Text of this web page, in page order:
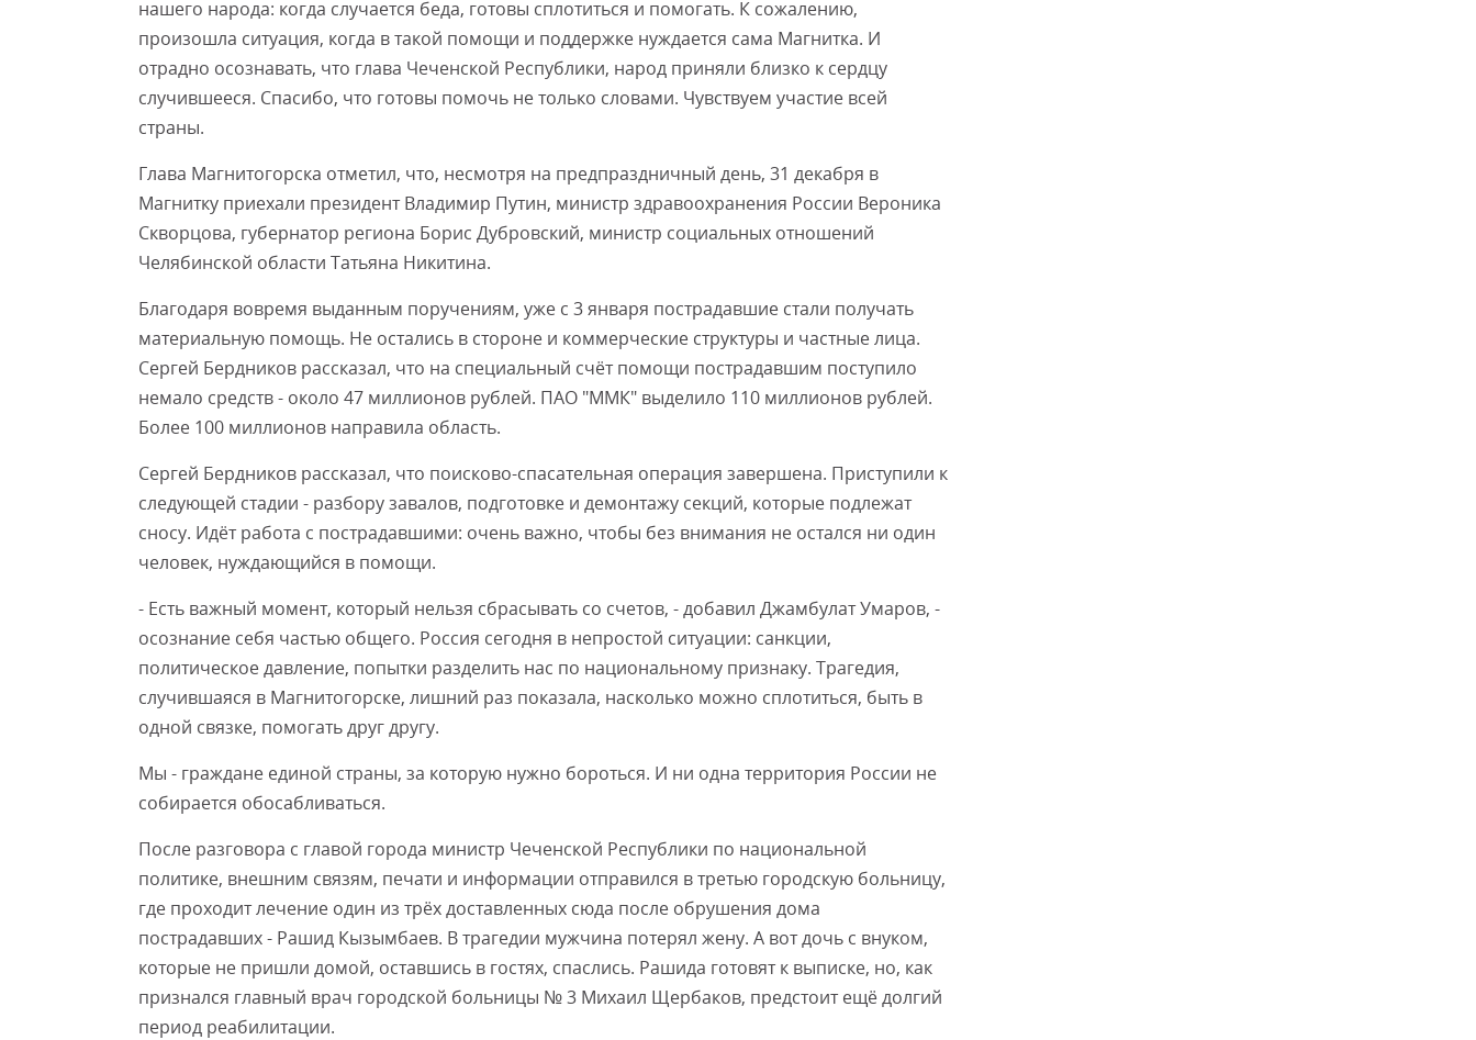
нашего народа: когда случается беда, готовы сплотиться и помогать. К сожалению,
произошла ситуация, когда в такой помощи и поддержке нуждается сама Магнитка. И
отрадно осознавать, что глава Чеченской Республики, народ приняли близко к сердцу
случившееся. Спасибо, что готовы помочь не только словами. Чувствуем участие всей
страны.
Глава Магнитогорска отметил, что, несмотря на предпраздничный день, 31 декабря в
Магнитку приехали президент Владимир Путин, министр здравоохранения России Вероника
Скворцова, губернатор региона Борис Дубровский, министр социальных отношений
Челябинской области Татьяна Никитина.
Благодаря вовремя выданным поручениям, уже с 3 января пострадавшие стали получать
материальную помощь. Не остались в стороне и коммерческие структуры и частные лица.
Сергей Бердников рассказал, что на специальный счёт помощи пострадавшим поступило
немало средств - около 47 миллионов рублей. ПАО "ММК" выделило 110 миллионов рублей.
Более 100 миллионов направила область.
Сергей Бердников рассказал, что поисково-спасательная операция завершена. Приступили к
следующей стадии - разбору завалов, подготовке и демонтажу секций, которые подлежат
сносу. Идёт работа с пострадавшими: очень важно, чтобы без внимания не остался ни один
человек, нуждающийся в помощи.
- Есть важный момент, который нельзя сбрасывать со счетов, - добавил Джамбулат Умаров, -
осознание себя частью общего. Россия сегодня в непростой ситуации: санкции,
политическое давление, попытки разделить нас по национальному признаку. Трагедия,
случившаяся в Магнитогорске, лишний раз показала, насколько можно сплотиться, быть в
одной связке, помогать друг другу.
Мы - граждане единой страны, за которую нужно бороться. И ни одна территория России не
собирается обосабливаться.
После разговора с главой города министр Чеченской Республики по национальной
политике, внешним связям, печати и информации отправился в третью городскую больницу,
где проходит лечение один из трёх доставленных сюда после обрушения дома
пострадавших - Рашид Кызымбаев. В трагедии мужчина потерял жену. А вот дочь с внуком,
которые не пришли домой, оставшись в гостях, спаслись. Рашида готовят к выписке, но, как
признался главный врач городской больницы № 3 Михаил Щербаков, предстоит ещё долгий
период реабилитации.